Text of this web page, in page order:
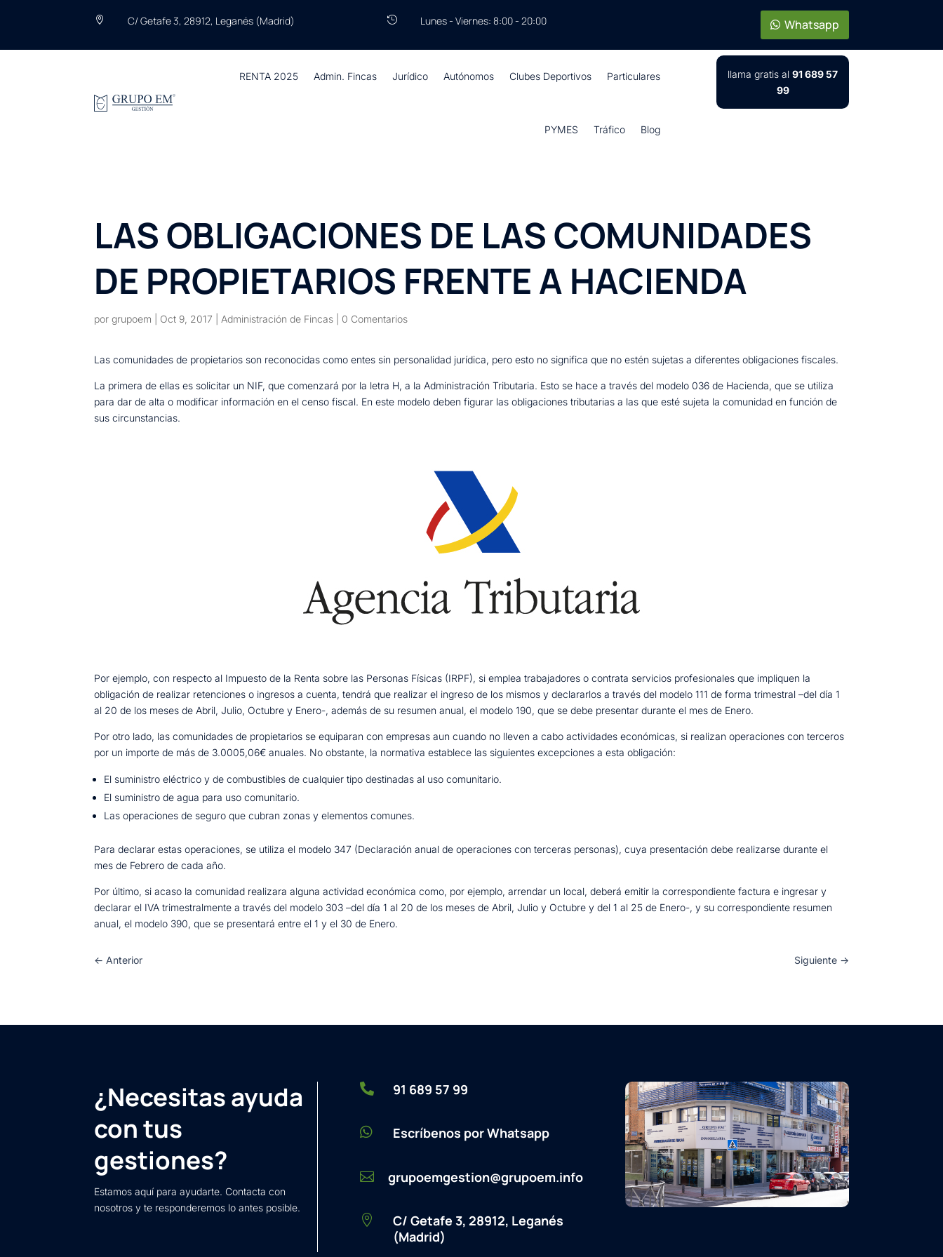
 C/ Getafe 3, 28912, Leganés (Madrid)  Lunes - Viernes: 8:00 - 20:00 Whatsapp
RENTA 2025 Admin. Fincas Jurídico Autónomos Clubes Deportivos Particulares
PYMES Tráfico Blog
llama gratis al91 689 57
99
LAS OBLIGACIONES DE LAS COMUNIDADES
DE PROPIETARIOS FRENTE A HACIENDA
porgrupoem Oct 9, 2017 Administración de Fincas 0 Comentarios
Las comunidades de propietarios son reconocidas como entes sin personalidad jurídica, pero esto no significa que no estén sujetas a diferentes obligaciones fiscales.
La primera de ellas es solicitar un NIF, que comenzará por la letra H, a la Administración Tributaria. Esto se hace a través del modelo 036 de Hacienda, que se utiliza
para dar de alta o modificar información en el censo fiscal. En este modelo deben figurar las obligaciones tributarias a las que esté sujeta la comunidad en función de
sus circunstancias.
Por ejemplo, con respecto al Impuesto de la Renta sobre las Personas Físicas (IRPF), si emplea trabajadores o contrata servicios profesionales que impliquen la
obligación de realizar retenciones o ingresos a cuenta, tendrá que realizar el ingreso de los mismos y declararlos a través del modelo 111 de forma trimestral –del día 1
al 20 de los meses de Abril, Julio, Octubre y Enero-, además de su resumen anual, el modelo 190, que se debe presentar durante el mes de Enero.
Por otro lado, las comunidades de propietarios se equiparan con empresas aun cuando no lleven a cabo actividades económicas, si realizan operaciones con terceros
por un importe de más de 3.0005,06€ anuales. No obstante, la normativa establece las siguientes excepciones a esta obligación:
El suministro eléctrico y de combustibles de cualquier tipo destinadas al uso comunitario.
El suministro de agua para uso comunitario.
Las operaciones de seguro que cubran zonas y elementos comunes.
Para declarar estas operaciones, se utiliza el modelo 347 (Declaración anual de operaciones con terceras personas), cuya presentación debe realizarse durante el
mes de Febrero de cada año.
Por último, si acaso la comunidad realizara alguna actividad económica como, por ejemplo, arrendar un local, deberá emitir la correspondiente factura e ingresar y
declarar el IVA trimestralmente a través del modelo 303 –del día 1 al 20 de los meses de Abril, Julio y Octubre y del 1 al 25 de Enero-, y su correspondiente resumen
anual, el modelo 390, que se presentará entre el 1 y el 30 de Enero.
← Anterior Siguiente→
¿Necesitas ayuda
con tus
gestiones?
Estamos aquí para ayudarte. Contacta con
nosotros y te responderemos lo antes posible.
 91 689 57 99
 Escríbenos por Whatsapp
 grupoemgestion@grupoem.info

C/ Getafe 3, 28912, Leganés
(Madrid)